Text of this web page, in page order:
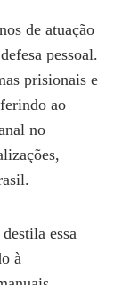
de atuação
pessoal.
prisionais e
ao
no
essa
à